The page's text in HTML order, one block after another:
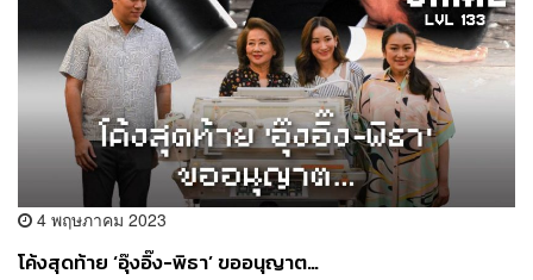
4 พฤษภาคม 2023
โค้งสุดท้าย ‘อุ๊งอิ๊ง-พิธา’ ขออนุญาต…